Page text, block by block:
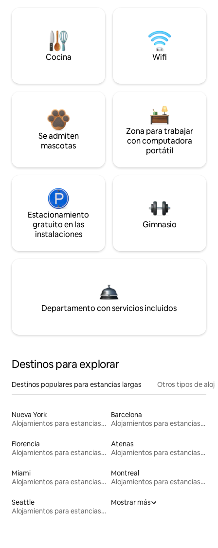
Cocina Wifi
Se admiten
mascotas
Zona para trabajar
con computadora
portátil
Estacionamiento
gratuito en las
instalaciones
Gimnasio
Departamento con servicios incluidos
Destinos para explorar
Destinos populares para estancias largas Otros tipos de
Nueva York
Alojamientos para estancias largas
Barcelona
Alojamientos para estancias largas
Florencia
Alojamientos para estancias largas
Atenas
Alojamientos para estancias largas
Miami
Alojamientos para estancias largas
Montreal
Alojamientos para estancias largas
Seattle
Alojamientos para estancias largas
Mostrar más